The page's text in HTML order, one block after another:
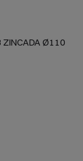
ZINCADA Ø110